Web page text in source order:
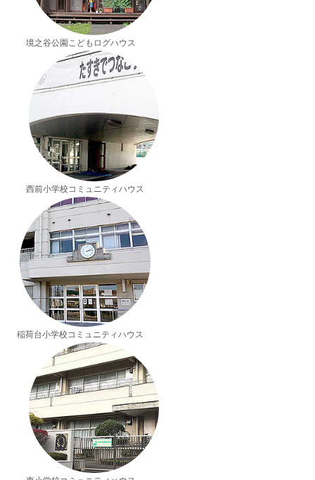
境之谷公園こどもログハウス
西前小学校コミュニティハウス
稲荷台小学校コミュニティハウス